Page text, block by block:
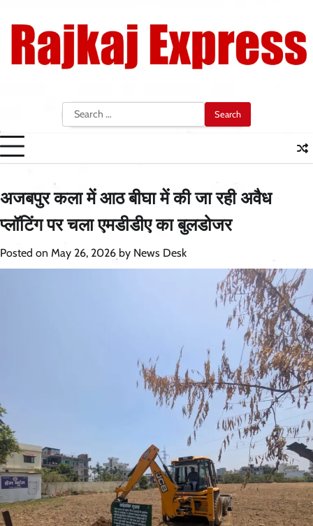
content
Search
for:
अजबपुर कला में आठ बीघा में की जा रही अवैध
प्लॉटिंग पर चला एमडीडीए का बुलडोजर
Posted on May 26, 2026 by News Desk